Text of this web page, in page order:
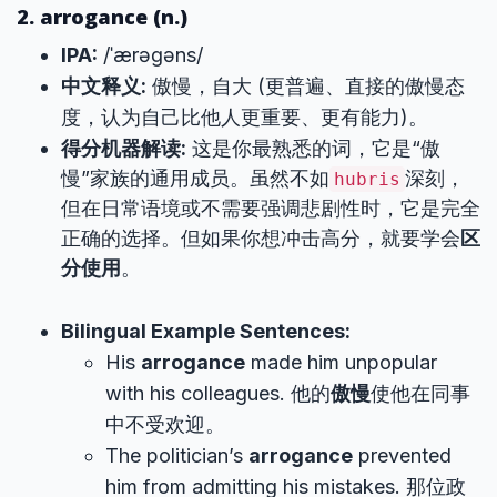
2. arrogance (n.)
IPA: /ˈærəɡəns/
中文释义: 傲慢，自大 (更普遍、直接的傲慢态
度，认为自己比他人更重要、更有能力)。
得分机器解读: 这是你最熟悉的词，它是“傲
慢”家族的通用成员。虽然不如 hubris 深刻，
但在日常语境或不需要强调悲剧性时，它是完全
正确的选择。但如果你想冲击高分，就要学会区
分使用 。
Bilingual Example Sentences:
His arrogance made him unpopular
with his colleagues. 他的傲慢使他在同事
中不受欢迎。
The politician’s arrogance prevented
him from admitting his mistakes. 那位政